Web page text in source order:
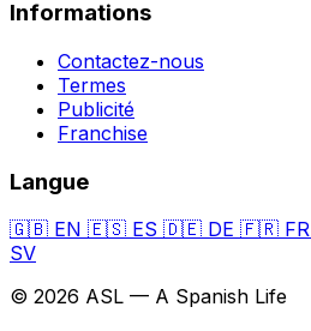
Informations
Contactez-nous
Termes
Publicité
Franchise
Langue
🇬🇧 EN 🇪🇸 ES 🇩🇪 DE 🇫🇷 FR
SV
© 2026 ASL — A Spanish Life